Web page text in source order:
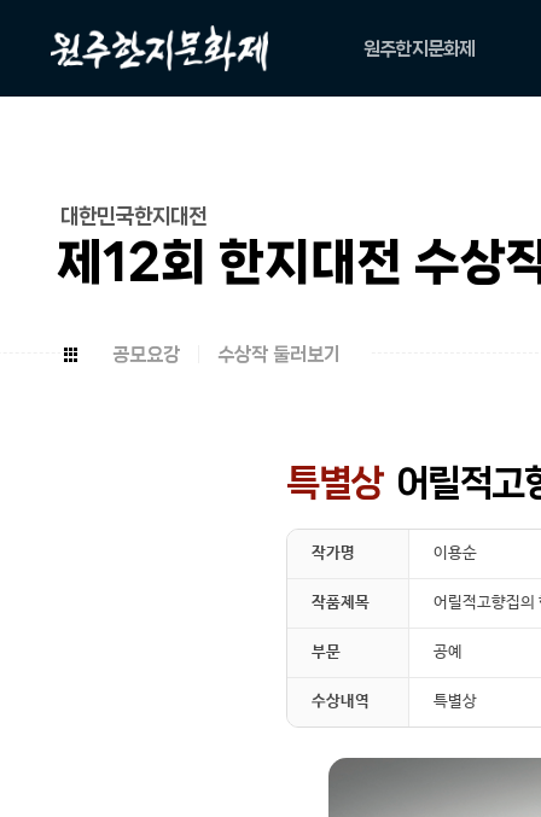
원주한지문화제
대한민국한지대전
제12회 한지대전 수상
공모요강 수상작 둘러보기
특별상어릴적고
작가명 이용순
작품제목 어릴적고향집의
부문 공예
수상내역 특별상